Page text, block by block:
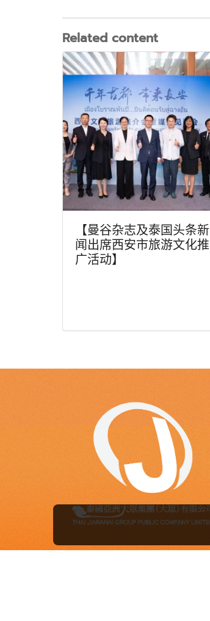
Related content
【曼谷杂志及泰国头条新
闻出席西安市旅游文化推
广活动】